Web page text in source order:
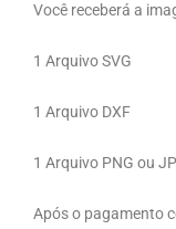
Você receberá a
1 Arquivo SVG
1 Arquivo DXF
1 Arquivo PNG ou
Após o pagamento